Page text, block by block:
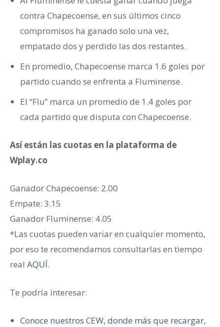
contra Chapecoense, en sus últimos cinco
compromisos ha ganado solo una vez,
empatado dos y perdido las dos restantes.
En promedio, Chapecoense marca 1.6 goles por
partido cuando se enfrenta a Fluminense.
El “Flu” marca un promedio de 1.4 goles por
cada partido que disputa con Chapecoense.
Así están las cuotas en la plataforma de
Wplay.co
Ganador ‎Chapecoense: 2.00
‎Empate: 3.15
Ganador ‎Fluminense: 4.05
*Las cuotas pueden variar en cualquier momento,
por eso te recomendamos consultarlas en tiempo
real AQUÍ.
Te podría interesar:
Conoce nuestros CEW, donde más que recargar,